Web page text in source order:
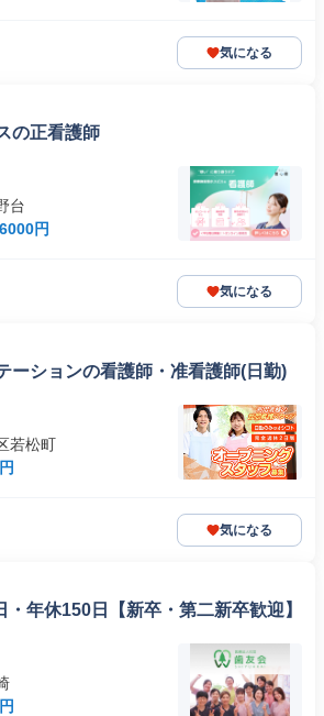
気になる
の正看護師
台
円
気になる
ーションの看護師・准看護師(日勤)
若松町
気になる
年休150日【新卒・第二新卒歓迎】